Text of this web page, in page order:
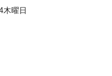
木曜日